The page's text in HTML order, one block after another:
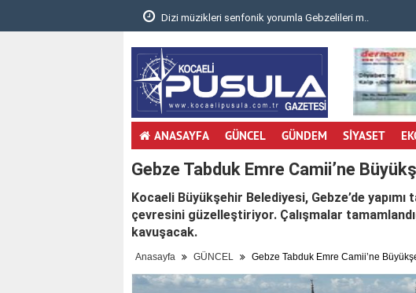
Dizi müzikleri senfonik yorumla Gebzelileri m..
ANASAYFA GÜNCEL GÜNDEM SİYASET
Gebze Tabduk Emre Camii’ne
Kocaeli Büyükşehir Belediyesi, Gebze’de
çevresini güzelleştiriyor. Çalışmalar
kavuşacak.
Anasayfa GÜNCEL Gebze Tabduk Emre Camii’ne